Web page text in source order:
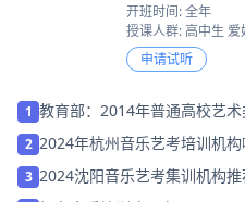
开班时间: 全年
授课人群: 高中生 爱
申请试听
1 教育部：2014年普通高校艺
2 2024年杭州音乐艺考培训机构
3 2024沈阳音乐艺考集训机构推